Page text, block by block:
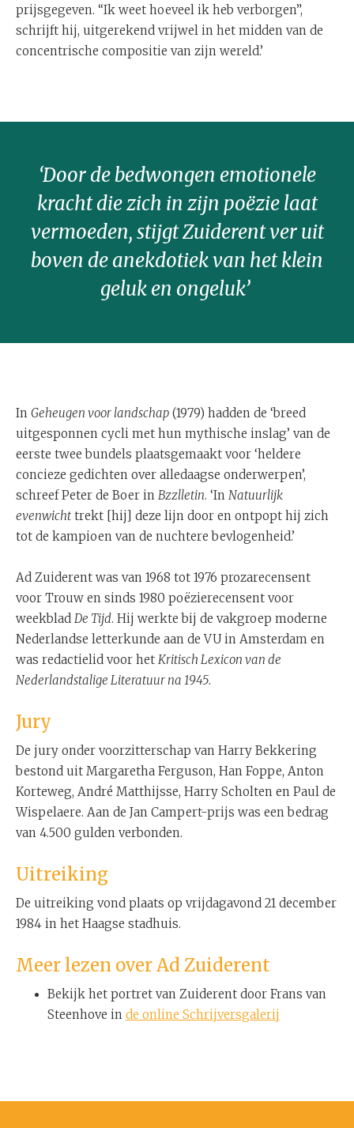
prijsgegeven. “Ik weet hoeveel ik heb verborgen”,
schrijft hij, uitgerekend vrijwel in het midden van de
concentrische compositie van zijn wereld.’
‘Door de bedwongen emotionele
kracht die zich in zijn poëzie laat
vermoeden, stijgt Zuiderent ver uit
boven de anekdotiek van het klein
geluk en ongeluk’
In Geheugen voor landschap (1979) hadden de ‘breed
uitgesponnen cycli met hun mythische inslag’ van de
eerste twee bundels plaatsgemaakt voor ‘heldere
concieze gedichten over alledaagse onderwerpen’,
schreef Peter de Boer in Bzzlletin. ‘In Natuurlijk
evenwicht trekt [hij] deze lijn door en ontpopt hij zich
tot de kampioen van de nuchtere bevlogenheid.’
Ad Zuiderent was van 1968 tot 1976 prozarecensent
voor Trouw en sinds 1980 poëzierecensent voor
weekblad De Tijd. Hij werkte bij de vakgroep moderne
Nederlandse letterkunde aan de VU in Amsterdam en
was redactielid voor het Kritisch Lexicon van de
Nederlandstalige Literatuur na 1945.
Jury
De jury onder voorzitterschap van Harry Bekkering
bestond uit Margaretha Ferguson, Han Foppe, Anton
Korteweg, André Matthijsse, Harry Scholten en Paul de
Wispelaere. Aan de Jan Campert-prijs was een bedrag
van 4.500 gulden verbonden.
Uitreiking
De uitreiking vond plaats op vrijdagavond 21 december
1984 in het Haagse stadhuis.
Meer lezen over Ad Zuiderent
Bekijk het portret van Zuiderent door Frans van
Steenhove in de online Schrijversgalerij